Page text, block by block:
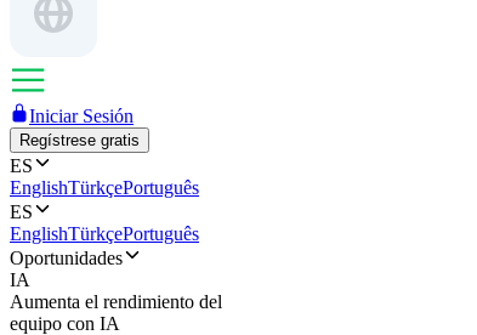
Iniciar Sesión
Regístrese gratis
ES
EnglishTürkçePortuguês
ES
EnglishTürkçePortuguês
Oportunidades
IA
Aumenta el rendimiento del
equipo con IA